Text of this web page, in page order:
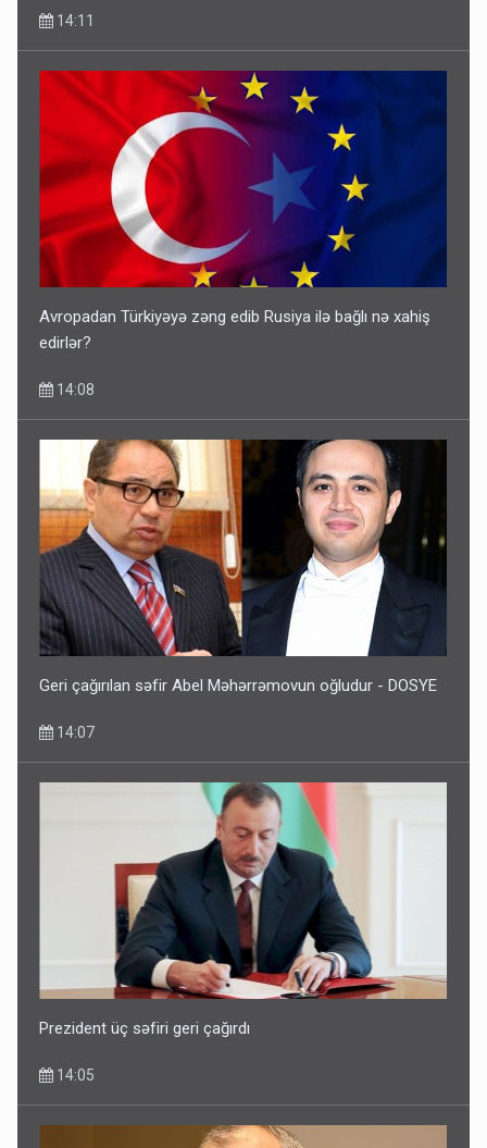
14:11
Avropadan Türkiyəyə zəng edib Rusiya ilə bağlı nə xahiş
edirlər?
14:08
Geri çağırılan səfir Abel Məhərrəmovun oğludur - DOSYE
14:07
Prezident üç səfiri geri çağırdı
14:05